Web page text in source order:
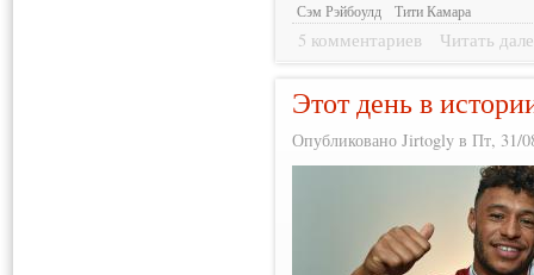
Сэм Рэйбоулд
Тити Камара
5 комментариев Читать
Этот день в
Опубликовано Jirtogly в Пт, 31/